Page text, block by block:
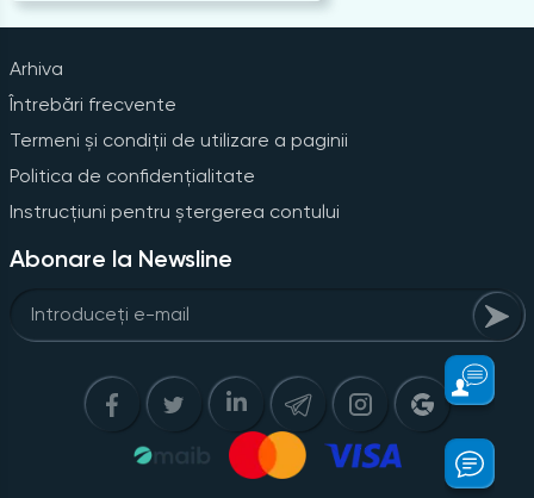
Arhiva
Întrebări frecvente
Termeni și condiții de utilizare a paginii
Politica de confidențialitate
Instrucțiuni pentru ștergerea contului
Abonare la Newsline